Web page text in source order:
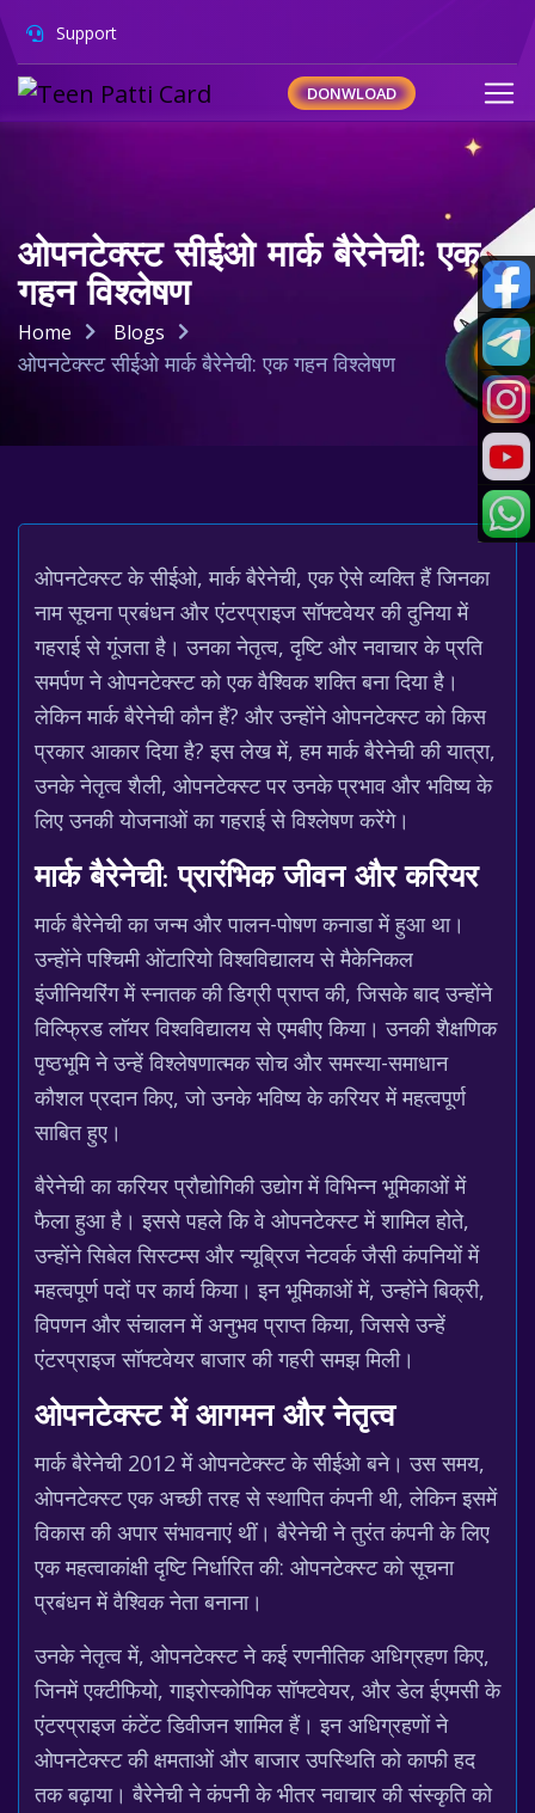
Support
DONWLOAD
ओपनटेक्स्ट सीईओ मार्क बैरेनेची: एक
गहन विश्लेषण
Home Blogs
ओपनटेक्स्ट सीईओ मार्क बैरेनेची: एक गहन विश्लेषण
ओपनटेक्स्ट के सीईओ, मार्क बैरेनेची, एक ऐसे व्यक्ति हैं जिनका
नाम सूचना प्रबंधन और एंटरप्राइज सॉफ्टवेयर की दुनिया में
गहराई से गूंजता है। उनका नेतृत्व, दृष्टि और नवाचार के प्रति
समर्पण ने ओपनटेक्स्ट को एक वैश्विक शक्ति बना दिया है।
लेकिन मार्क बैरेनेची कौन हैं? और उन्होंने ओपनटेक्स्ट को किस
प्रकार आकार दिया है? इस लेख में, हम मार्क बैरेनेची की यात्रा,
उनके नेतृत्व शैली, ओपनटेक्स्ट पर उनके प्रभाव और भविष्य के
लिए उनकी योजनाओं का गहराई से विश्लेषण करेंगे।
मार्क बैरेनेची: प्रारंभिक जीवन और करियर
मार्क बैरेनेची का जन्म और पालन-पोषण कनाडा में हुआ था।
उन्होंने पश्चिमी ओंटारियो विश्वविद्यालय से मैकेनिकल
इंजीनियरिंग में स्नातक की डिग्री प्राप्त की, जिसके बाद उन्होंने
विल्फ्रिड लॉयर विश्वविद्यालय से एमबीए किया। उनकी शैक्षणिक
पृष्ठभूमि ने उन्हें विश्लेषणात्मक सोच और समस्या-समाधान
कौशल प्रदान किए, जो उनके भविष्य के करियर में महत्वपूर्ण
साबित हुए।
बैरेनेची का करियर प्रौद्योगिकी उद्योग में विभिन्न भूमिकाओं में
फैला हुआ है। इससे पहले कि वे ओपनटेक्स्ट में शामिल होते,
उन्होंने सिबेल सिस्टम्स और न्यूब्रिज नेटवर्क जैसी कंपनियों में
महत्वपूर्ण पदों पर कार्य किया। इन भूमिकाओं में, उन्होंने बिक्री,
विपणन और संचालन में अनुभव प्राप्त किया, जिससे उन्हें
एंटरप्राइज सॉफ्टवेयर बाजार की गहरी समझ मिली।
ओपनटेक्स्ट में आगमन और नेतृत्व
मार्क बैरेनेची 2012 में ओपनटेक्स्ट के सीईओ बने। उस समय,
ओपनटेक्स्ट एक अच्छी तरह से स्थापित कंपनी थी, लेकिन इसमें
विकास की अपार संभावनाएं थीं। बैरेनेची ने तुरंत कंपनी के लिए
एक महत्वाकांक्षी दृष्टि निर्धारित की: ओपनटेक्स्ट को सूचना
प्रबंधन में वैश्विक नेता बनाना।
उनके नेतृत्व में, ओपनटेक्स्ट ने कई रणनीतिक अधिग्रहण किए,
जिनमें एक्टीफियो, गाइरोस्कोपिक सॉफ्टवेयर, और डेल ईएमसी के
एंटरप्राइज कंटेंट डिवीजन शामिल हैं। इन अधिग्रहणों ने
ओपनटेक्स्ट की क्षमताओं और बाजार उपस्थिति को काफी हद
तक बढ़ाया। बैरेनेची ने कंपनी के भीतर नवाचार की संस्कृति को